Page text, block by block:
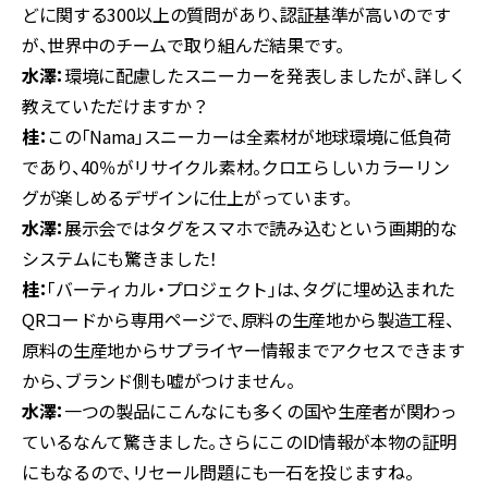
どに関する300以上の質問があり、認証基準が高いのです
が、世界中のチームで取り組んだ結果です。
水澤：環境に配慮したスニーカーを発表しましたが、詳しく
教えていただけますか？
桂：この「Nama」スニーカーは全素材が地球環境に低負荷
であり、40％がリサイクル素材。クロエらしいカラーリン
グが楽しめるデザインに仕上がっています。
水澤：展示会ではタグをスマホで読み込むという画期的な
システムにも驚きました！
桂：「バーティカル・プロジェクト」は、タグに埋め込まれた
QRコードから専用ページで、原料の生産地から製造工程、
原料の生産地からサプライヤー情報までアクセスできます
から、ブランド側も嘘がつけません。
水澤：一つの製品にこんなにも多くの国や生産者が関わっ
ているなんて驚きました。さらにこのID情報が本物の証明
にもなるので、リセール問題にも一石を投じますね。